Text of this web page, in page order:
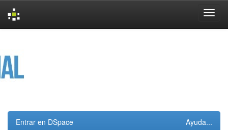
Entrar en DSpace Ayuda...